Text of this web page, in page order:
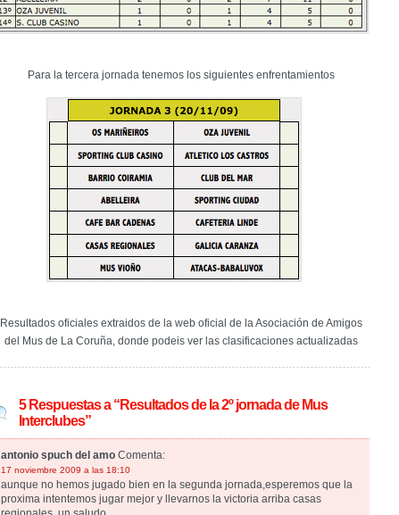
Para la tercera jornada tenemos los siguientes enfrentamientos
Resultados oficiales extraidos de la web oficial de la Asociación de Amigos
del Mus de La Coruña, donde podeis ver las clasificaciones actualizadas
5 Respuestas a “Resultados de la 2º jornada de Mus
Interclubes”
antonio spuch del amo Comenta:
17 noviembre 2009 a las 18:10
aunque no hemos jugado bien en la segunda jornada,esperemos que la
proxima intentemos jugar mejor y llevarnos la victoria arriba casas